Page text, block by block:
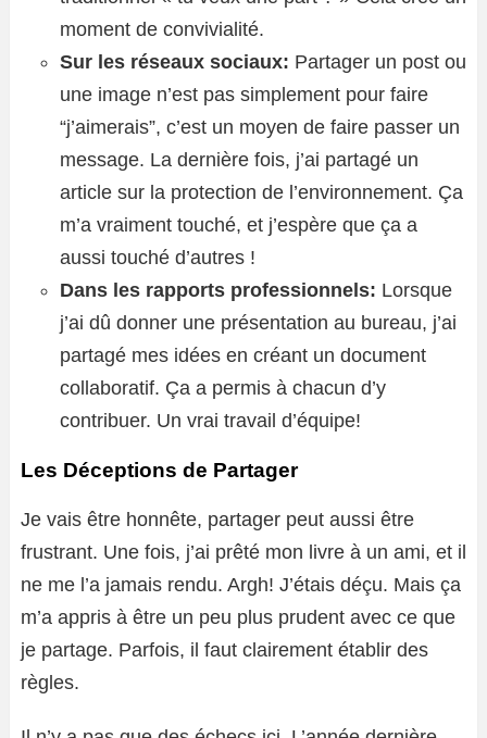
moment de convivialité.
Sur les réseaux sociaux: Partager un post ou
une image n’est pas simplement pour faire
“j’aimerais”, c’est un moyen de faire passer un
message. La dernière fois, j’ai partagé un
article sur la protection de l’environnement. Ça
m’a vraiment touché, et j’espère que ça a
aussi touché d’autres !
Dans les rapports professionnels: Lorsque
j’ai dû donner une présentation au bureau, j’ai
partagé mes idées en créant un document
collaboratif. Ça a permis à chacun d’y
contribuer. Un vrai travail d’équipe!
Les Déceptions de Partager
Je vais être honnête, partager peut aussi être
frustrant. Une fois, j’ai prêté mon livre à un ami, et il
ne me l’a jamais rendu. Argh! J’étais déçu. Mais ça
m’a appris à être un peu plus prudent avec ce que
je partage. Parfois, il faut clairement établir des
règles.